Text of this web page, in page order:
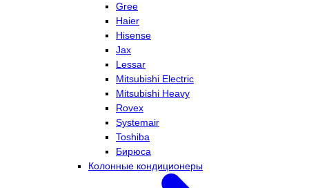
Gree
Haier
Hisense
Jax
Lessar
Mitsubishi Electric
Mitsubishi Heavy
Rovex
Systemair
Toshiba
Бирюса
Колонные кондиционеры